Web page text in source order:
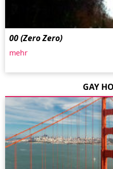
00 (Zero Zero)
mehr
GAY